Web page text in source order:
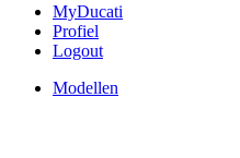
MyDucati
Profiel
Logout
Modellen